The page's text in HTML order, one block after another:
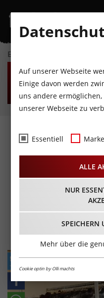
EVENTKALENDER
SA
8
AUGUST
SO
9
AUGUST
Fotos-
Auf unserer Webseite
Einige davon werden
uns andere
unserer Webseite zu
Essentiell
ALLE
NUR
SPEICHERN
Mehr über die
Cookie optin by Olli machts